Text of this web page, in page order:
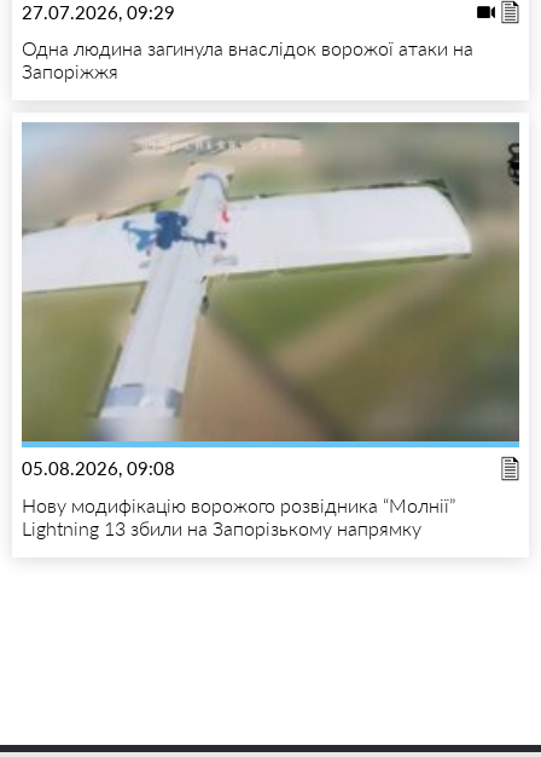
27.07.2026, 09:29
Одна людина загинула внаслідок ворожої атаки на
Запоріжжя
05.08.2026, 09:08
Нову модифікацію ворожого розвідника “Молнії”
Lightning 13 збили на Запорізькому напрямку